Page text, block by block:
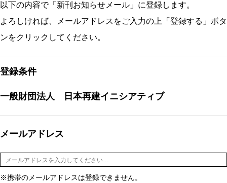
以下の内容で「新刊お知らせメール」に登録します。
よろしければ、メールアドレスをご入力の上「登録する」ボタ
ンをクリックしてください。
登録条件
一般財団法人 日本再建イニシアティブ
メールアドレス
※携帯のメールアドレスは登録できません。